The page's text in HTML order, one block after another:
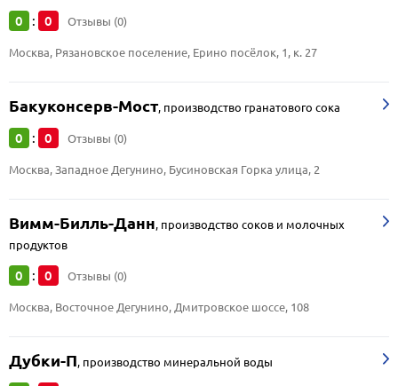
0 : 0 Отзывы (0)
Москва, Рязановское поселение, Ерино посёлок, 1, к. 27
Бакуконсерв-Мост, производство гранатового сока
0 : 0 Отзывы (0)
Москва, Западное Дегунино, Бусиновская Горка улица, 2
Вимм-Билль-Данн, производство соков и молочных
продуктов
0 : 0 Отзывы (0)
Москва, Восточное Дегунино, Дмитровское шоссе, 108
Дубки-П, производство минеральной воды